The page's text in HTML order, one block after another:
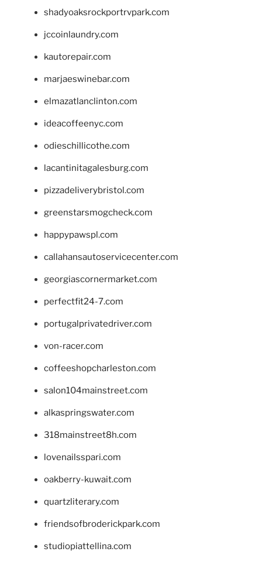
shadyoaksrockportrvpark.com
jccoinlaundry.com
kautorepair.com
marjaeswinebar.com
elmazatlanclinton.com
ideacoffeenyc.com
odieschillicothe.com
lacantinitagalesburg.com
pizzadeliverybristol.com
greenstarsmogcheck.com
happypawspl.com
callahansautoservicecenter.com
georgiascornermarket.com
perfectfit24-7.com
portugalprivatedriver.com
von-racer.com
coffeeshopcharleston.com
salon104mainstreet.com
alkaspringswater.com
318mainstreet8h.com
lovenailsspari.com
oakberry-kuwait.com
quartzliterary.com
friendsofbroderickpark.com
studiopiattellina.com